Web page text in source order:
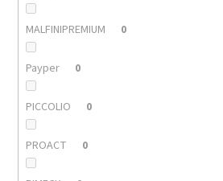
MALFINIPREMIUM 0
Payper 0
PICCOLIO 0
PROACT 0